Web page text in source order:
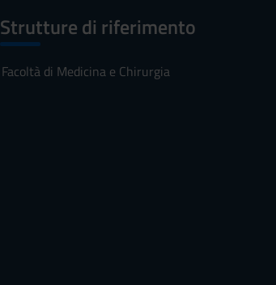
Strutture di riferimento
Facoltà di Medicina e Chirurgia